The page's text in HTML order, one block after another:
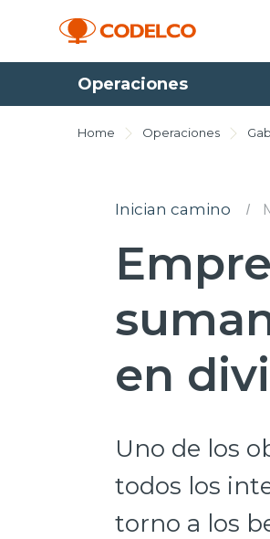
Operaciones
Home Operaciones
Inician camino I
en
Uno de los
todos los
torno a los